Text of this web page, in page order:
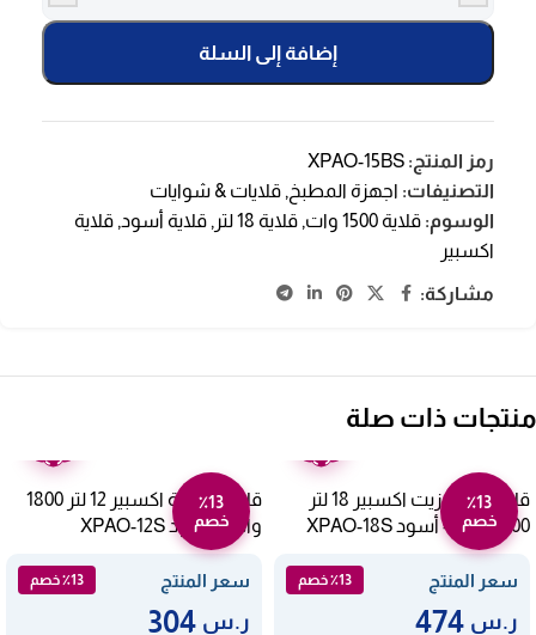
إضافة إلى السلة
رمز المنتج: XPAO-15BS
التصنيفات: اجهزة المطبخ , قلايات & شوايات
الوسوم: قلاية 1500 وات , قلاية 18 لتر , قلاية أسود, قلاية
اكسبير
مشاركة:
منتجات ذات صلة
٪13
خصم
قلاية بدون زيت اكسبير 18 لتر
1800 وات – أسود XPAO-18S
سعر المنتج ٪13 خصم
ر.س
٪13
خصم
قلاية هوائية اكسبير 12 لتر 1800
وات – أسود XPAO-12S
سعر المنتج ٪13 خصم
ر.س